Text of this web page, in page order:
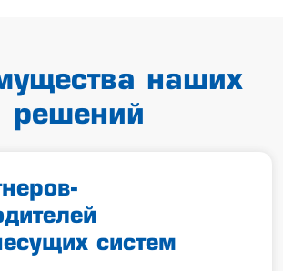
наших
решений
систем